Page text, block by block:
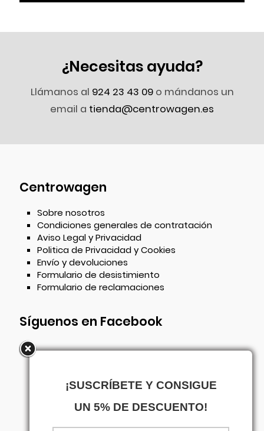
¿Necesitas ayuda?
Llámanos al 924 23 43 09o mándanos un
email a tienda@centrowagen.es
Centrowagen
Sobre nosotros
Condiciones generales de contratación
Aviso Legal y Privacidad
Politica de Privacidad y Cookies
Envío y devoluciones
Formulario de desistimiento
Formulario de reclamaciones
Síguenos en Facebook
¡SUSCRÍBETE Y CONSIGUE
UN 5% DE DESCUENTO!